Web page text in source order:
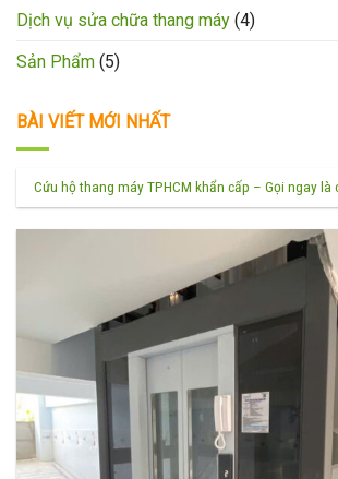
Dịch vụ sửa chữa thang máy (4)
Sản Phẩm (5)
BÀI VIẾT MỚI NHẤT
Cứu hộ thang máy TPHCM khẩn cấp – Gọi ngay là